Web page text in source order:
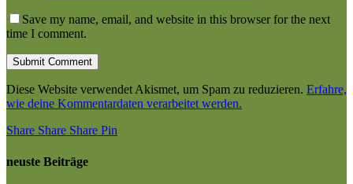
Save my name, email, and website in this browser for the next
time I comment.
Diese Website verwendet Akismet, um Spam zu reduzieren. Erfahre,
wie deine Kommentardaten verarbeitet werden.
Share
Share Share Share Pin
neuste Beiträge